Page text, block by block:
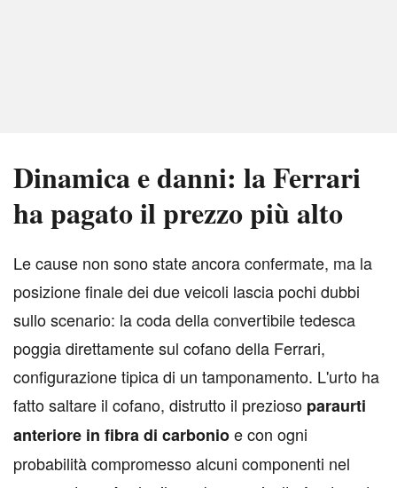
Dinamica e danni: la Ferrari
ha pagato il prezzo più alto
Le cause non sono state ancora confermate, ma la
posizione finale dei due veicoli lascia pochi dubbi
sullo scenario: la coda della convertibile tedesca
poggia direttamente sul cofano della Ferrari,
configurazione tipica di un tamponamento. L'urto ha
fatto saltare il cofano, distrutto il prezioso paraurti
anteriore in fibra di carbonioe con ogni
probabilità compromesso alcuni componenti nel